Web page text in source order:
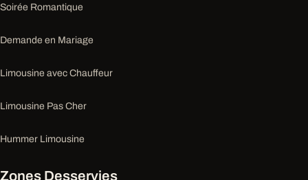
Soirée Romantique
Demande en Mariage
Limousine avec Chauffeur
Limousine Pas Cher
Hummer Limousine
Zones Desservies